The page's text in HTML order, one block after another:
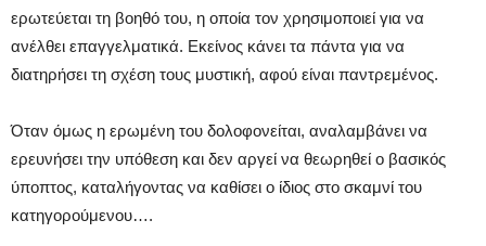
ερωτεύεται τη βοηθό του, η οποία τον χρησιμοποιεί για να
ανέλθει επαγγελματικά. Εκείνος κάνει τα πάντα για να
διατηρήσει τη σχέση τους μυστική, αφού είναι παντρεμένος.
Όταν όμως η ερωμένη του δολοφονείται, αναλαμβάνει να
ερευνήσει την υπόθεση και δεν αργεί να θεωρηθεί ο βασικός
ύποπτος, καταλήγοντας να καθίσει ο ίδιος στο σκαμνί του
κατηγορούμενου….